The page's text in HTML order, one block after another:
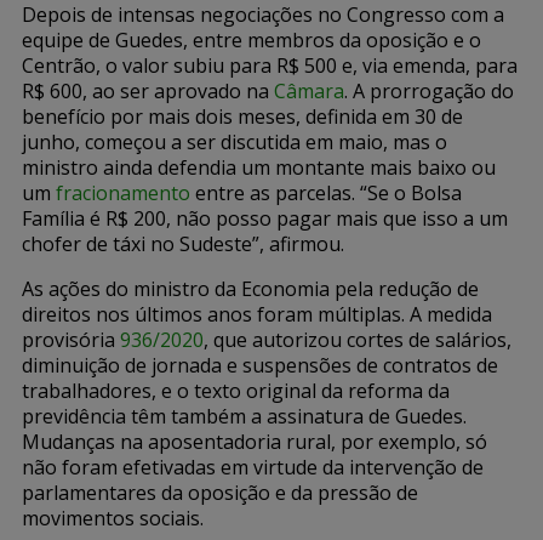
Depois de intensas negociações no Congresso com a
equipe de Guedes, entre membros da oposição e o
Centrão, o valor subiu para R$ 500 e, via emenda, para
R$ 600, ao ser aprovado na Câmara. A prorrogação do
benefício por mais dois meses, definida em 30 de
junho, começou a ser discutida em maio, mas o
ministro ainda defendia um montante mais baixo ou
um fracionamento entre as parcelas. “Se o Bolsa
Família é R$ 200, não posso pagar mais que isso a um
chofer de táxi no Sudeste”, afirmou.
As ações do ministro da Economia pela redução de
direitos nos últimos anos foram múltiplas. A medida
provisória 936/2020, que autorizou cortes de salários,
diminuição de jornada e suspensões de contratos de
trabalhadores, e o texto original da reforma da
previdência têm também a assinatura de Guedes.
Mudanças na aposentadoria rural, por exemplo, só
não foram efetivadas em virtude da intervenção de
parlamentares da oposição e da pressão de
movimentos sociais.